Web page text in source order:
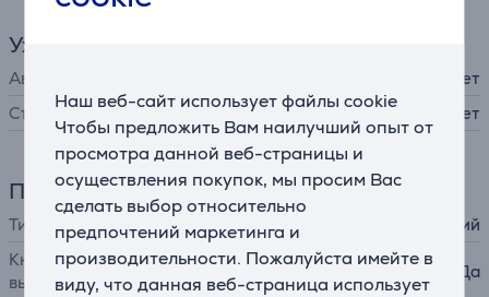
Наш веб-сайт использует файлы cookie
Чтобы предложить Вам наилучший опыт от
просмотра данной веб-страницы и
осуществления покупок, мы просим Вас
сделать выбор относительно
предпочтений маркетинга и
производительности. Пожалуйста имейте в
виду, что данная веб-страница использует
Уход за прибором
Автоматическая очистка
Нет
Съемный фильтр
Нет
Питание
Тип шнура
классический
Кнопка включения и
выключения
Да